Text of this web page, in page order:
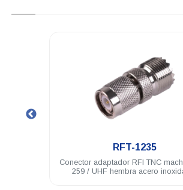
RFT-1235
Conector adaptador RFI TNC
259 / UHF hembra acero